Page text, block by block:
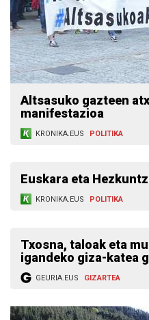
Altsasuko gazteen
manifestazioa
KRONIKA.EUS POLITIKA
Euskara eta
KRONIKA.EUS POLITIKA
Txosna, taloak eta musika Arrigorriagan,
GEURIA.EUS GIZARTEA